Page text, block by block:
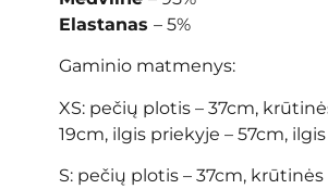
Elastanas – 5%
Gaminio matmenys:
XS: pečių plotis – 37cm,
19cm, ilgis priekyje – 57cm,
S: pečių plotis – 37cm,